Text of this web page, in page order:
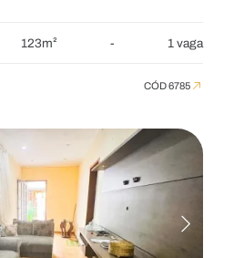
123m² - 1 vaga
CÓD 6785